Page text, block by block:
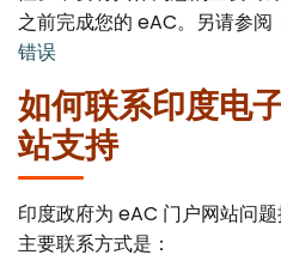
之前完成您的 eAC。另请参阅
错误
如何联系印度电
站支持
印度政府为 eAC 门户网站问
主要联系方式是：